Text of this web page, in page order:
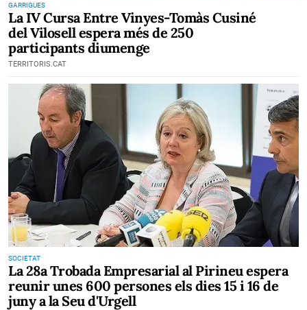
GARRIGUES
La IV Cursa Entre Vinyes-Tomàs Cusiné
del Vilosell espera més de 250
participants diumenge
TERRITORIS.CAT
SOCIETAT
La 28a Trobada Empresarial al Pirineu espera
reunir unes 600 persones els dies 15 i 16 de
juny a la Seu d'Urgell